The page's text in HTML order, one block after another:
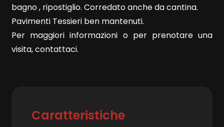
bagno , ripostiglio. Corredato anche da cantina.
Pavimenti Tessieri ben mantenuti.
Per maggiori informazioni o per prenotare una
visita, contattaci.
Caratteristiche
Qualsiasi